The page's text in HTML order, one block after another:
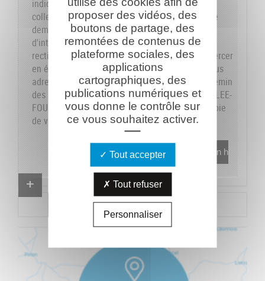
indiquons sur le formulaire les données dont la
collecte est obligatoire pour pouvoir traiter votre
demande. Vous disposez de vos droits
d'interrogation, accès, modification, opposition,
rectification et suppression que vous pouvez exercer
en écrivant au responsable du traitement, en vous
adressant à la Caverne du Dragon-Musée du Chemin
des Dames - RD 18 CD - 02160 OULCHES-LA-VALLEE-
FOULON et en joignant à votre demande une copie
de votre pièce d'identité.En savoir plus
Proposer un combattant
Proposer un document
proposer des vidéos, des
boutons de partage, des
remontées de contenus de
plateforme sociales, des
applications
cartographiques, des
publications numériques et
vous donne le contrôle sur
ce vous souhaitez activer.
Tout accepter
Tout refuser
Personnaliser